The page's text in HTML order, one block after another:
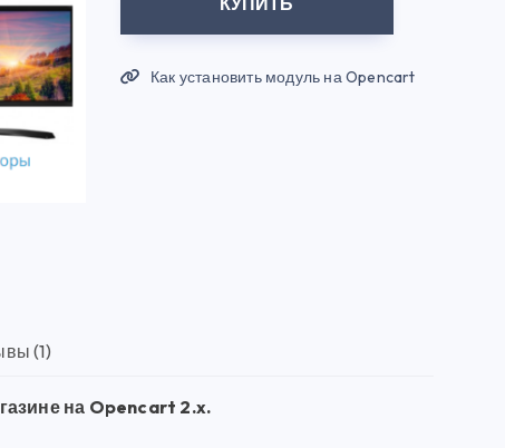
Как установить модуль на Opencart
(1)
на Opencart 2.x.